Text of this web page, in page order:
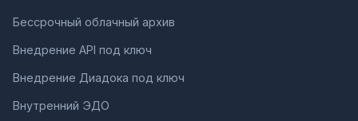
Бессрочный облачный архив
Внедрение API под ключ
Внедрение Диадока под ключ
Внутренний ЭДО